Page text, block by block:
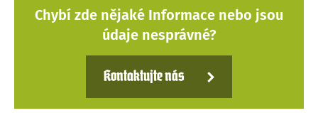
Chybí zde nějaké Informace nebo jsou
údaje nesprávné?
Kontaktujte nás